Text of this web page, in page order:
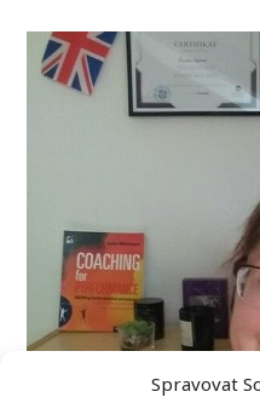
Spravovat